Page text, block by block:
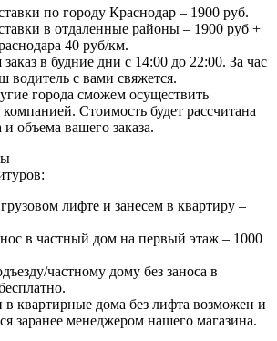
по городу Краснодар – 1900 руб.
в отдаленные районы – 1900 руб +
40 руб/км.
в будние дни с 14:00 до 22:00. За час
водитель с вами свяжется.
города сможем осуществить
Стоимость будет рассчитана
и объема вашего заказа.
лифте и занесем в квартиру –
в частный дом на первый этаж – 1000
частному дому без заноса в
квартирные дома без лифта возможен и
заранее менеджером нашего магазина.